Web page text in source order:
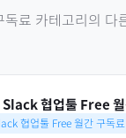
독료 카테고리의 다
Slack 협업툴 Free
협업툴 Free 월간 구독